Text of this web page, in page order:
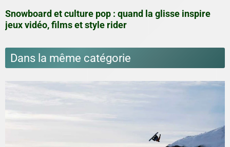
Snowboard et culture pop : quand la glisse inspire
jeux vidéo, films et style rider
Dans la même catégorie